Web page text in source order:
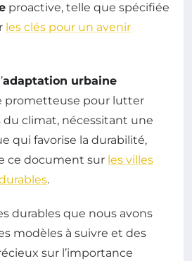
proactive, telle que spécifiée
les clés pour un avenir
adaptation urbaine
prometteuse pour lutter
climat, nécessitant une
qui favorise la durabilité,
ce document sur les villes
.
durables que nous avons
modèles à suivre et des
sur l’importance